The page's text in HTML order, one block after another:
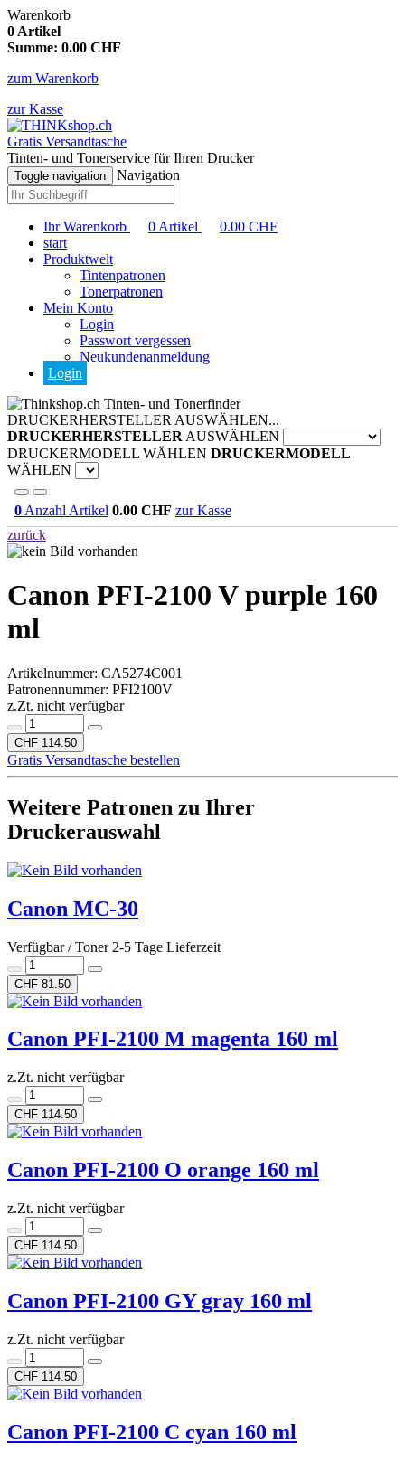
Warenkorb
0 Artikel
Summe: 0.00 CHF
zum Warenkorb
zur Kasse
Gratis Versandtasche
Tinten- und Tonerservice für Ihren Drucker
Toggle navigation Navigation
Ihr Warenkorb 0 Artikel 0.00 CHF
start
Produktwelt
Tintenpatronen
Tonerpatronen
Mein Konto
Login
Passwort vergessen
Neukundenanmeldung
Login
Tinten- und Tonerfinder
DRUCKERHERSTELLER AUSWÄHLEN...
DRUCKERHERSTELLER AUSWÄHLEN
DRUCKERMODELL WÄHLEN DRUCKERMODELL
WÄHLEN
0 Anzahl Artikel 0.00 CHF zur Kasse
zurück
Canon PFI-2100 V purple 160
ml
Artikelnummer: CA5274C001
Patronennummer: PFI2100V
z.Zt. nicht verfügbar
CHF 114.50
Gratis Versandtasche bestellen
Weitere Patronen zu Ihrer
Druckerauswahl
Canon MC-30
Verfügbar / Toner 2-5 Tage Lieferzeit
CHF 81.50
Canon PFI-2100 M magenta 160 ml
z.Zt. nicht verfügbar
CHF 114.50
Canon PFI-2100 O orange 160 ml
z.Zt. nicht verfügbar
CHF 114.50
Canon PFI-2100 GY gray 160 ml
z.Zt. nicht verfügbar
CHF 114.50
Canon PFI-2100 C cyan 160 ml